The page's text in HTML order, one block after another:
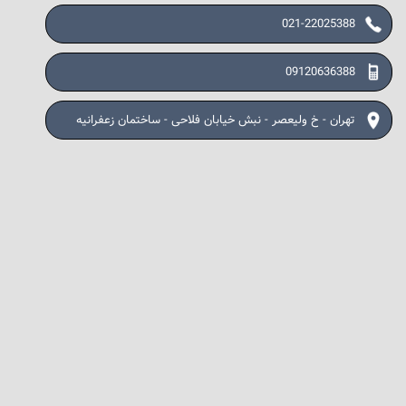
021-22025388
09120636388
تهران - خ ولیعصر - نبش خیابان فلاحی - ساختمان زعفرانیه